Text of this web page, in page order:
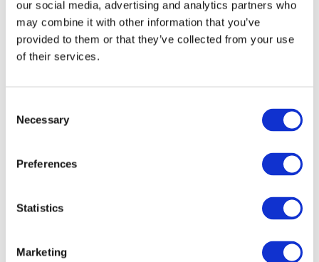
our social media, advertising and analytics partners who
may combine it with other information that you’ve
provided to them or that they’ve collected from your use
of their services.
Selection
Necessary
Preferences
Statistics
Marketing
Заходи